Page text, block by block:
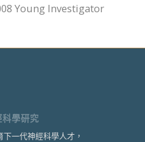
Young Investigator
學研究
一代神經科學人才，